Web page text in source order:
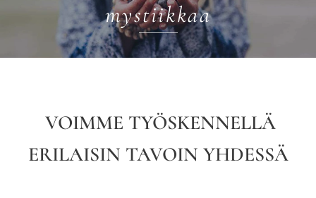
mystiikkaa
VOIMME TYÖSKENNELLÄ
ERILAISIN TAVOIN YHDESSÄ